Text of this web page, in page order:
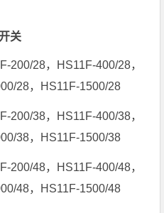
关
200/28，HS11F-400/28，
28，HS11F-1500/28
200/38，HS11F-400/38，
38，HS11F-1500/38
200/48，HS11F-400/48，
48，HS11F-1500/48